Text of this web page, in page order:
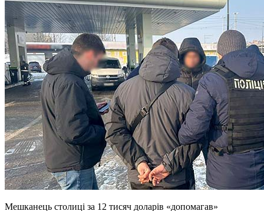
Мешканець столиці за 12 тисяч доларів «допомагав»